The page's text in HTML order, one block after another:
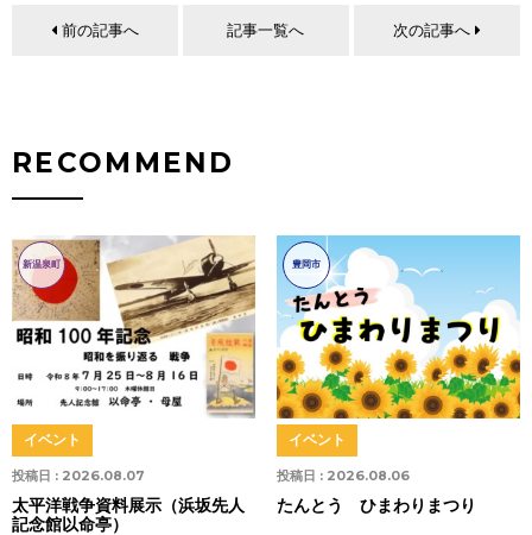
前の記事へ 記事一覧へ 次の記事へ
RECOMMEND
新温泉町
投稿日 : 2026.08.07
イベント
太平洋戦争資料展示（浜坂先人
記念館以命亭）
豊岡市
投稿日 : 2026.08.06
イベント
たんとう ひまわりまつり